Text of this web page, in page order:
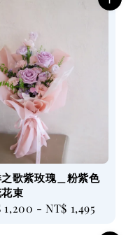
歌紫玫瑰＿粉紫色
束
1,200 -NT$ 1,495